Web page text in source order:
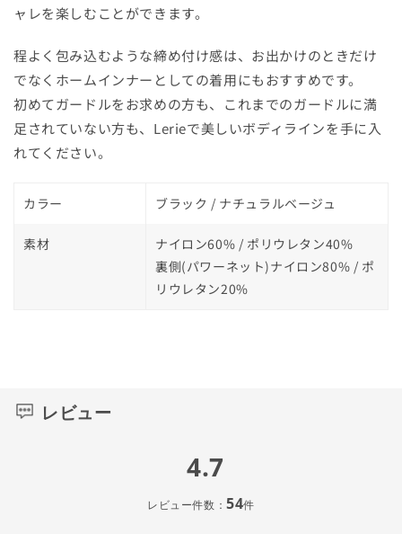
ャレを楽しむことができます。
程よく包み込むような締め付け感は、お出かけのときだけ
でなくホームインナーとしての着用にもおすすめです。
初めてガードルをお求めの方も、これまでのガードルに満
足されていない方も、Lerieで美しいボディラインを手に入
れてください。
カラー ブラック / ナチュラルベージュ
素材
ナイロン60% / ポリウレタン40%
裏側(パワーネット)ナイロン80% / ポ
リウレタン20%
レビュー
4.7
レビュー件数：54件